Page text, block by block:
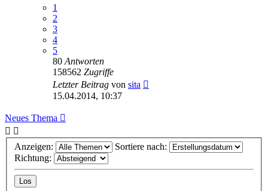
1
2
3
4
5
80 Antworten
158562 Zugriffe
Letzter Beitrag von sita
15.04.2014, 10:37
Neues Thema
Anzeigen:
Sortiere nach:
Richtung: